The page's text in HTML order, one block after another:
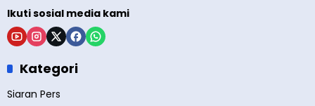
Ikuti sosial media kami
Kategori
Siaran Pers